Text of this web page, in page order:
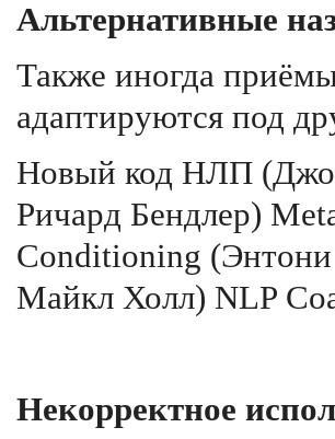
Альтернативные
Также иногда
адаптируются под
Новый код НЛП
Ричард Бендлер)
Conditioning (Энтони
Майкл Холл) NLP
Некорректное